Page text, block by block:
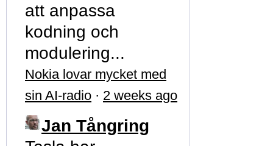
att anpassa
kodning och
modulering...
Nokia lovar mycket med
sin AI-radio · 2 weeks ago
Jan Tångring